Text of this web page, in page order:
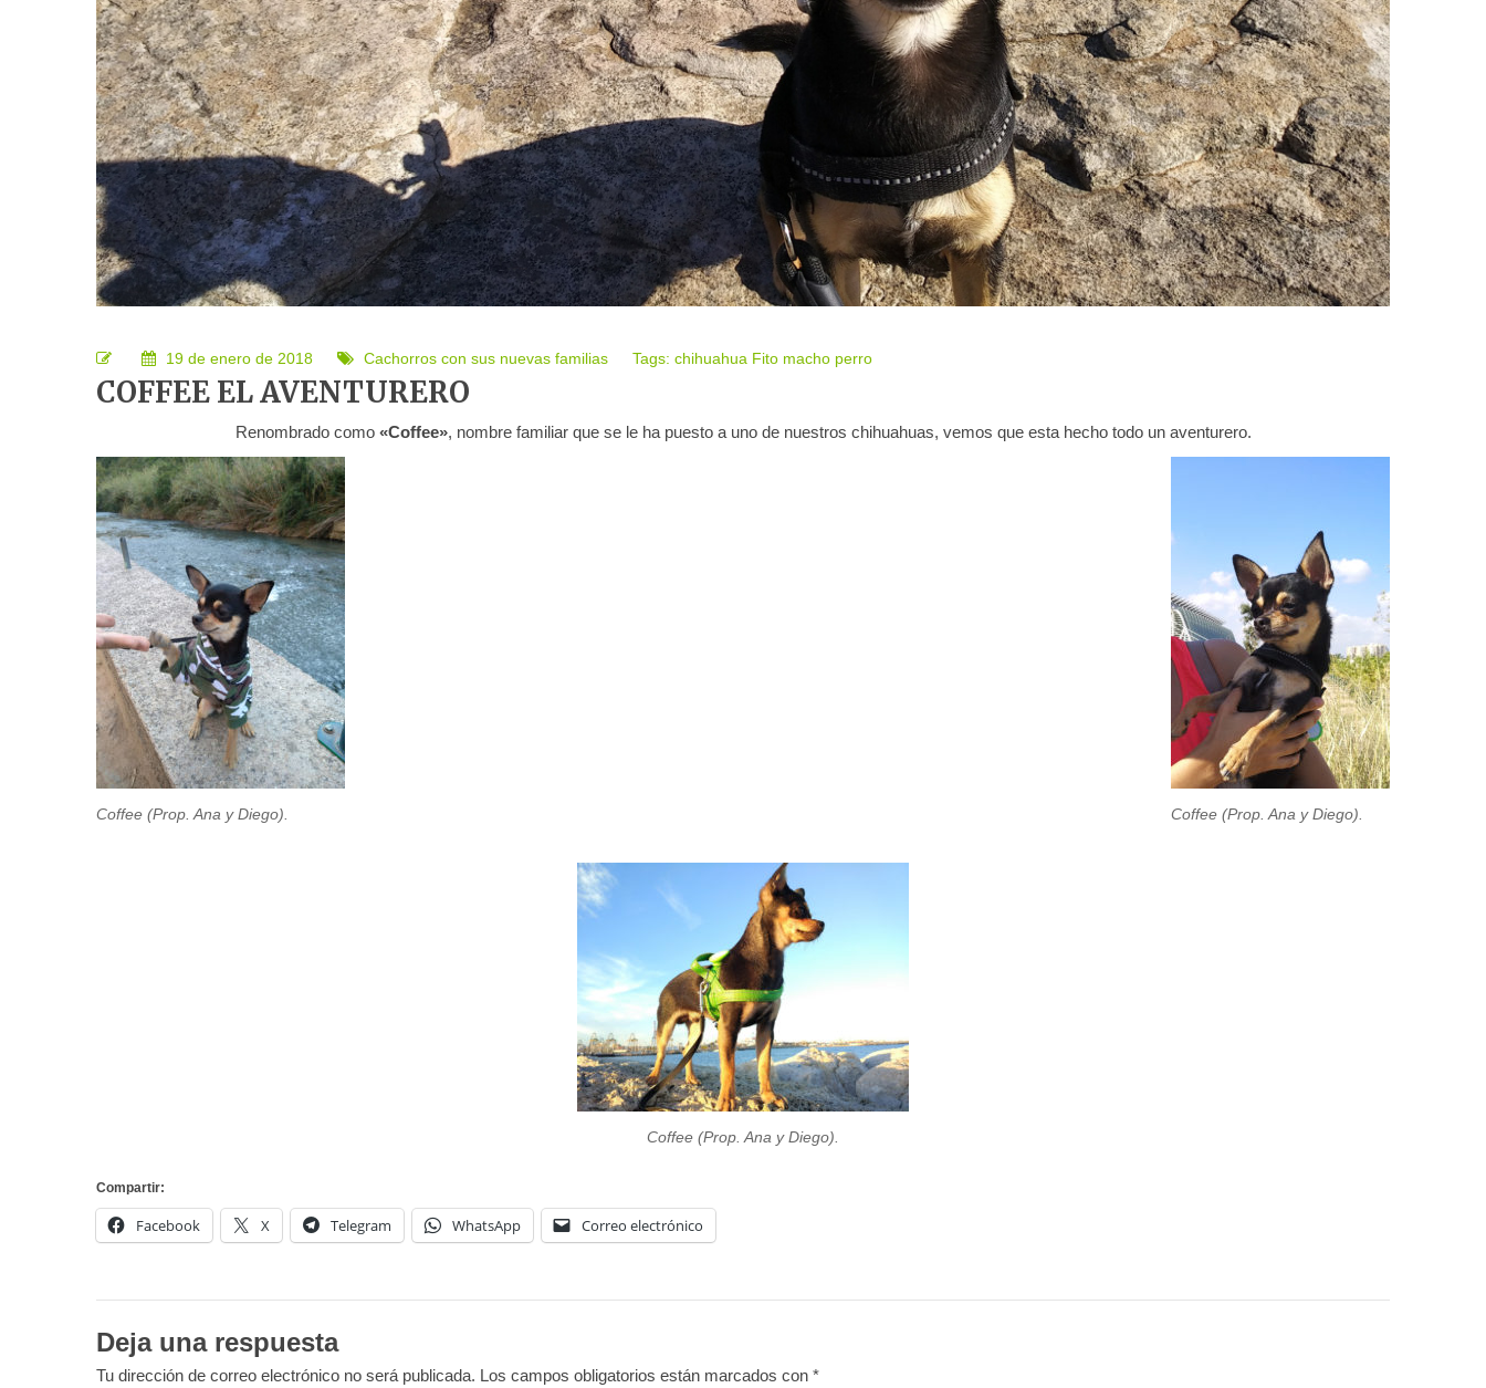
19 de enero de 2018 Cachorros con sus nuevas familias Tags: chihuahua Fito macho perro
COFFEE EL AVENTURERO
Renombrado como «Coffee», nombre familiar que se le ha puesto a uno de nuestros chihuahuas, vemos que esta hecho todo un aventurero.
Coffee (Prop. Ana y Diego). Coffee (Prop. Ana y Diego).
Coffee (Prop. Ana y Diego).
Compartir:
Facebook X Telegram WhatsApp Correo electrónico
Deja una respuesta
Tu dirección de correo electrónico no será publicada. Los campos obligatorios están marcados con *